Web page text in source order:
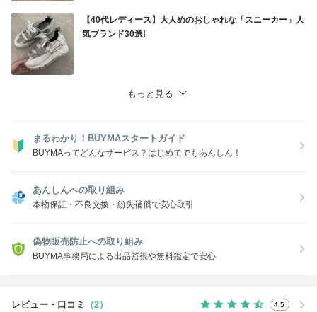
--沖縄県の場合、追加送料が1000円となります。
ご注文前にお問合せ下さいませ。
--お荷物は追跡可能、関税込でございます。
--日本語記載いただいているご住所を元に発送しております。
【40代レディース】大人めのおしゃれな「スニーカー」人
気ブランド30選!
もっと見る
まるわかり！BUYMAスタートガイド
BUYMAってどんなサービス？はじめてでもあんしん！
あんしんへの取り組み
本物保証・不良交換・紛失補償で安心取引
偽物販売防止への取り組み
BUYMA事務局による出品監視や無料鑑定で安心
レビュー・口コミ （2） 4.5